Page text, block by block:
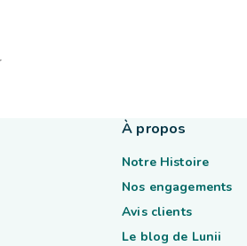
À propos
Notre Histoire
Nos engagements
Avis clients
Le blog de Lunii